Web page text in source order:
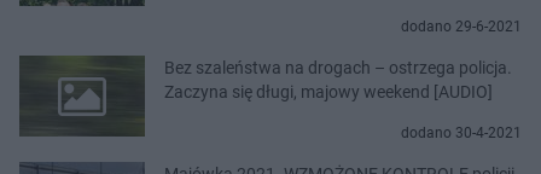
dodano 29-6-2021
Bez szaleństwa na drogach – ostrzega policja.
Zaczyna się długi, majowy weekend [AUDIO]
dodano 30-4-2021